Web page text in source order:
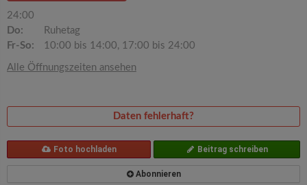
24:00
Do:
Ruhetag
Fr-So:
10:00 bis 14:00, 17:00 bis 24:00
Alle Öffnungszeiten ansehen
Daten fehlerhaft?
Foto hochladen Beitrag schreiben
Abonnieren
i